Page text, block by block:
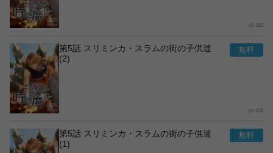
251
第5話 スリミンカ・スラムの街の子供達
(2)
212
第5話 スリミンカ・スラムの街の子供達
(1)